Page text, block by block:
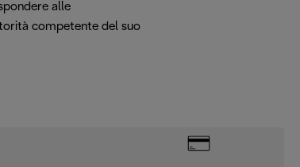
alle
competente del suo